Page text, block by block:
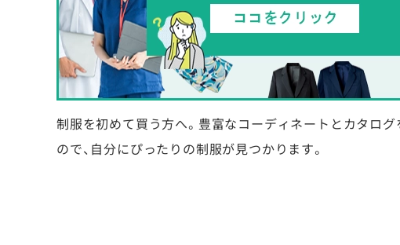
制服を初めて買う方へ。豊富なコーディネートとカタロ
ので、自分にぴったりの制服が見つかります。